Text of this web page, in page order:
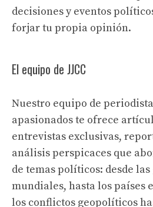
decisiones y eventos
forjar tu propia opinión.
El equipo de JJCC
Nuestro equipo de
apasionados te ofrece
entrevistas exclusivas,
análisis perspicaces que
de temas políticos: desde
mundiales, hasta los países
los conflictos geopolíticos